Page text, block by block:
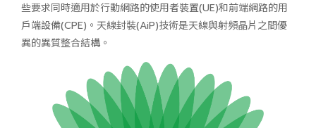
些要求同時適用於行動網路的使用者裝置(UE)和前端網路的用
戶端設備(CPE)。天線封裝(AiP)技術是天線與射頻晶片之間優
異的異質整合結構。